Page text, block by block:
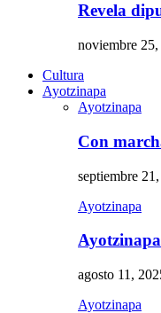
Revela
noviembre
Cultura
Ayotzinapa
Ayotzinapa
Con
septiembre
Ayotzinapa
agosto 11,
Ayotzinapa